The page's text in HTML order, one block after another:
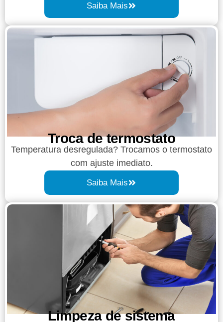
Saiba Mais
Troca de termostato
Temperatura desregulada? Trocamos o termostato
com ajuste imediato.
Saiba Mais
Limpeza de sistema